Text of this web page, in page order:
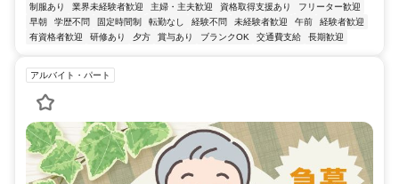
制服あり 業界未経験者歓迎 主婦・主夫歓迎 資格取得支援あり
フリーター歓迎
早朝
学歴不問 固定時間制 転勤なし 経験不問 未経験者歓迎 午前
経験者歓迎
有資格者歓迎
研修あり 夕方 賞与あり ブランクOK 交通費支給 長期歓迎
アルバイト・パート